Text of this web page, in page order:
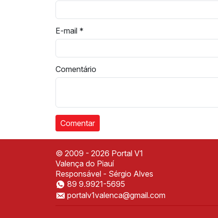
E-mail *
Comentário
© 2009 - 2026 Portal V1
Valença do Piauí
Responsável - Sérgio Alves
89 9.9921-5695
portalv1valenca@gmail.com